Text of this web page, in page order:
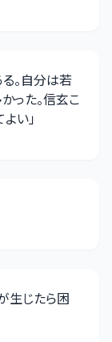
。自分は若
った。信玄こ
よい」
生じたら困